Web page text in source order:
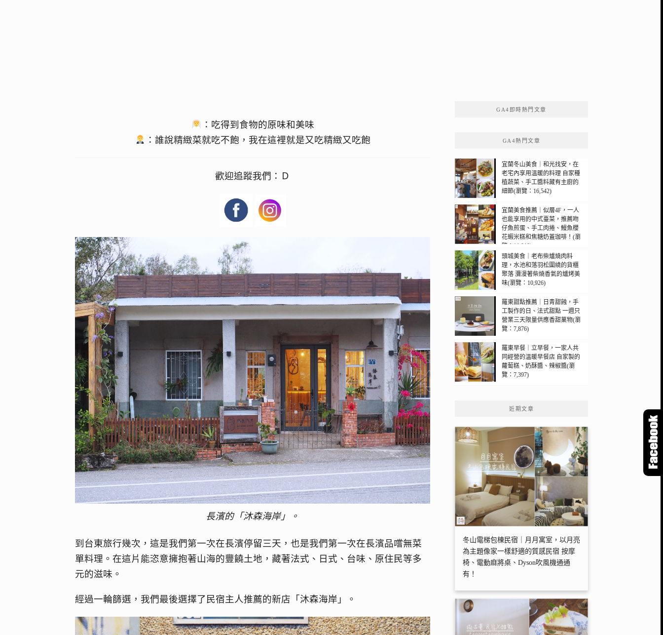
：吃得到食物的原味和美味
：誰說精緻菜就吃不飽，我在這裡就是又吃精緻又吃飽
歡迎追蹤我們：Ｄ
長濱的「沐森海岸」。
到台東旅行幾次，這是我們第一次在長濱停留三天，也是我們第一次在長濱品嚐無菜
單料理。在這片能恣意擁抱著山海的豐饒土地，藏著法式、日式、台味、原住民等多
元的滋味。
經過一輪篩選，我們最後選擇了民宿主人推薦的新店「沐森海岸」。
GA4即時熱門文章
GA4熱門文章
宜蘭冬山美食｜和光找安，在
老宅內享用溫暖的料理 自家種
植蔬菜、手工醬料藏有主廚的
細節(瀏覽：16,542)
宜蘭美食推薦｜似層4F，一人
也能享用的中式臺菜，推薦吻
仔魚煎蛋、手工肉捲、鰻魚櫻
花蝦米糕和焦糖奶蓋珈啡！(瀏
覽：11,010)
頭城美食｜老布柴爐燒肉料
理，水池和落羽松圍繞的貨櫃
聚落 瀰漫著柴燒香氣的爐烤美
味(瀏覽：10,926)
羅東甜點推薦｜日青甜蝕，手
工製作的日、法式甜點 一週只
營業三天限量供應香甜菓物(瀏
覽：7,876)
羅東早餐｜立早餐，一家人共
同經營的溫暖早餐店 自家製的
蘿蔔糕、奶酥醬、辣椒醬(瀏
覽：7,397)
近期文章
冬山電梯包棟民宿｜月月寓室，以月亮
為主題像家一樣舒適的質感民宿 按摩
椅、電動麻將桌、Dyson吹風機通通
有！